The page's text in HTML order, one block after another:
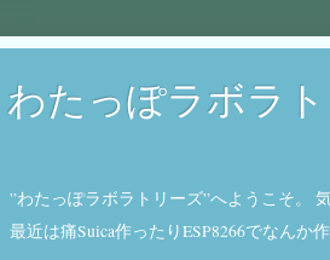
わたっぽラボラ
”わたっぽラボラトリーズ”へようこそ。
最近は痛Suica作ったりESP8266でなんか